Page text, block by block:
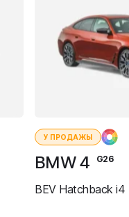
У ПРОДАЖЫ
BMW 4 G26
BEV Hatchback